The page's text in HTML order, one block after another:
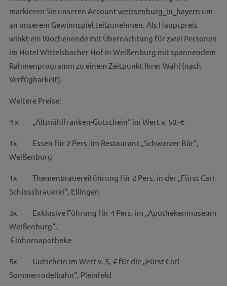
markieren Sie unseren Accountweissenburg_in_bayern um
an unserem Gewinnspiel teilzunehmen. Als Hauptpreis
winkt ein Wochenende mit Übernachtung für zwei Personen
im Hotel Wittelsbacher Hof in Weißenburg mit spannendem
Rahmenprogramm zu einem Zeitpunkt Ihrer Wahl (nach
Verfügbarkeit).
Weitere Preise:
4 x „Altmühlfranken-Gutschein“ im Wert v. 50,-€
1x Essen für 2 Pers. im Restaurant „Schwarzer Bär“,
Weißenburg
1x Themenbrauereiführung für 2 Pers. in der „Fürst Carl
Schlossbrauerei“, Ellingen
3x Exklusive Führung für 4 Pers. im „Apothekenmuseum
Weißenburg“,
Einhornapotheke
5x Gutschein im Wert v. 5,-€ für die „Fürst Carl
Sommerrodelbahn“, Pleinfeld